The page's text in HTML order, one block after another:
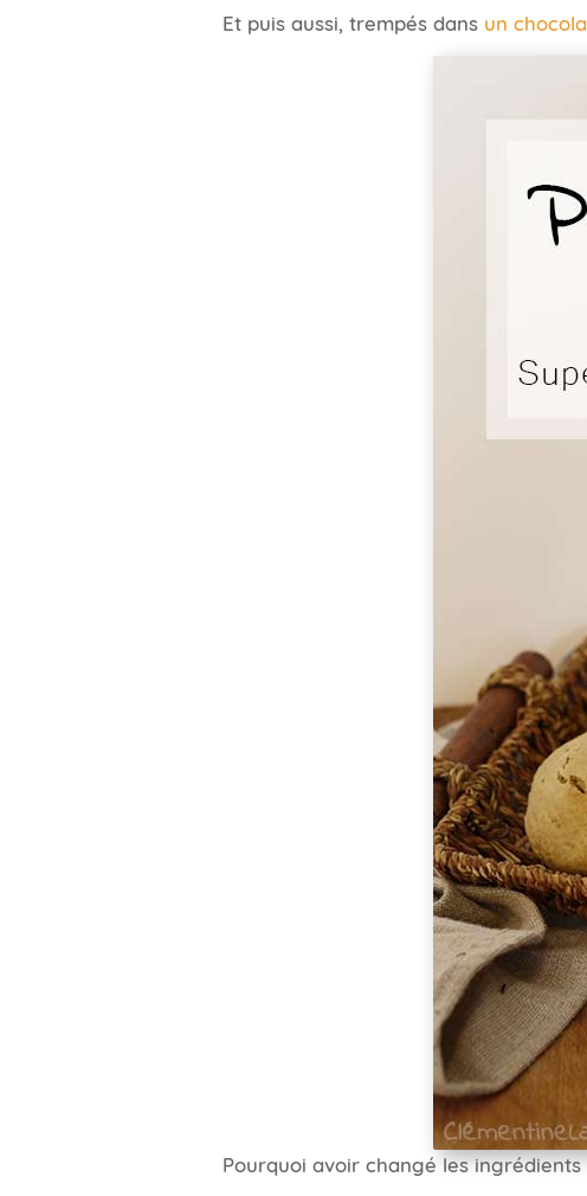
Et puis aussi, trempés dans un
Pourquoi avoir changé les ingrédients